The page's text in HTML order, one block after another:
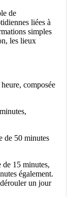
de
liées à
simples
les lieux
composée
de 50 minutes
de 15 minutes,
également.
un jour